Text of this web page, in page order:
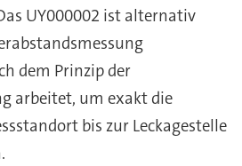
UY000002 ist alternativ
dem Prinzip der
arbeitet, um exakt die
bis zur Leckagestelle